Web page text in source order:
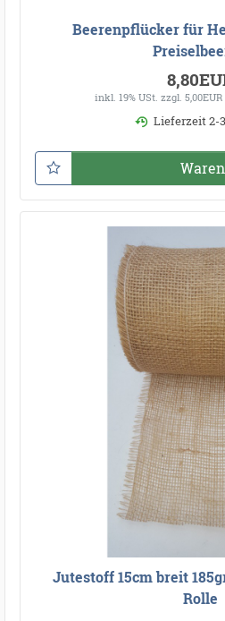
Beerenpflücker für
inkl. 19% USt. zzgl.
Lieferzeit 2-
Jutestoff 15cm breit
Rolle